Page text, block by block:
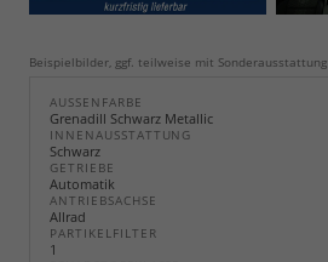
Beispielbilder, ggf. teilweise mit Sonderausstattung
AUSSENFARBE
Grenadill Schwarz Metallic
INNENAUSSTATTUNG
Schwarz
GETRIEBE
Automatik
ANTRIEBSACHSE
Allrad
PARTIKELFILTER
1